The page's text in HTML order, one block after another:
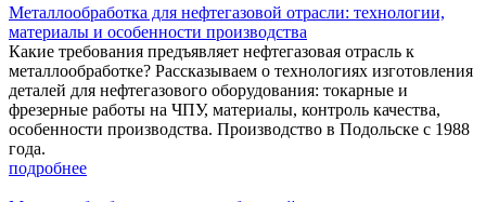
Металлообработка для нефтегазовой отрасли: технологии,
материалы и особенности производства
Какие требования предъявляет нефтегазовая отрасль к
металлообработке? Рассказываем о технологиях изготовления
деталей для нефтегазового оборудования: токарные и
фрезерные работы на ЧПУ, материалы, контроль качества,
особенности производства. Производство в Подольске с 1988
года.
подробнее